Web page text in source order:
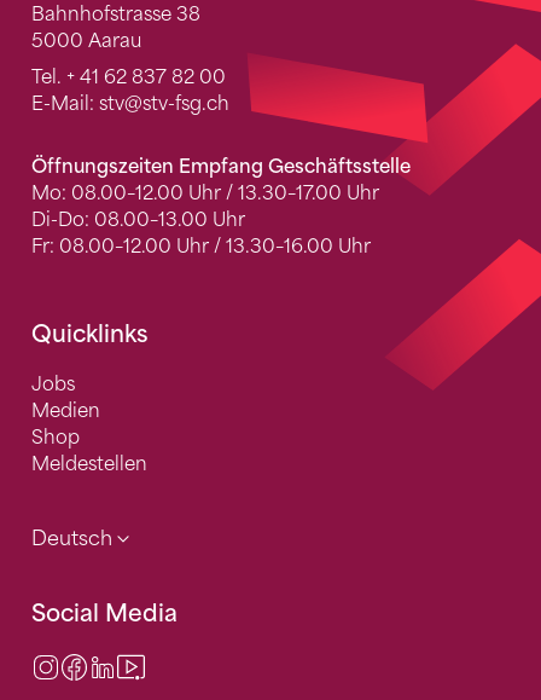
Bahnhofstrasse 38
5000 Aarau
Tel. + 41 62 837 82 00
E-Mail: stv@stv-fsg.ch
Öffnungszeiten Empfang Geschäftsstelle
Mo: 08.00–12.00 Uhr / 13.30–17.00 Uhr
Di-Do: 08.00–13.00 Uhr
Fr: 08.00–12.00 Uhr / 13.30–16.00 Uhr
Quicklinks
Jobs
Medien
Shop
Meldestellen
Deutsch
Social Media
Instagram
Facebook
LinkedIn